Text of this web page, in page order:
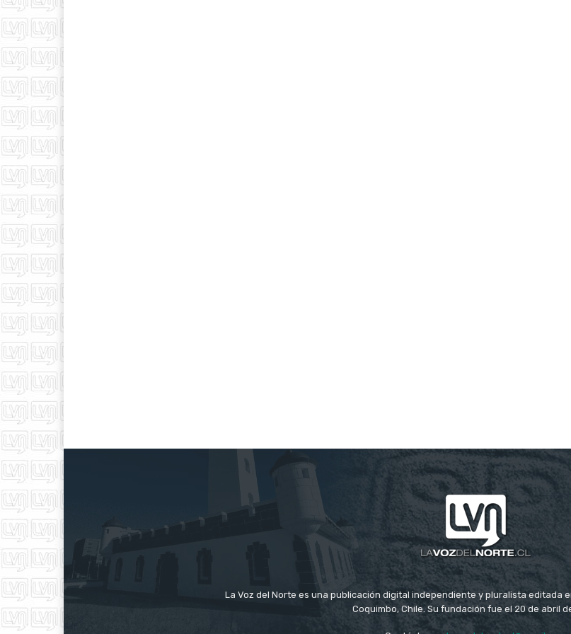
La Voz del Norte es una publicación digital independiente y pluralista editada
Coquimbo, Chile. Su fundación fue el 20 de abril